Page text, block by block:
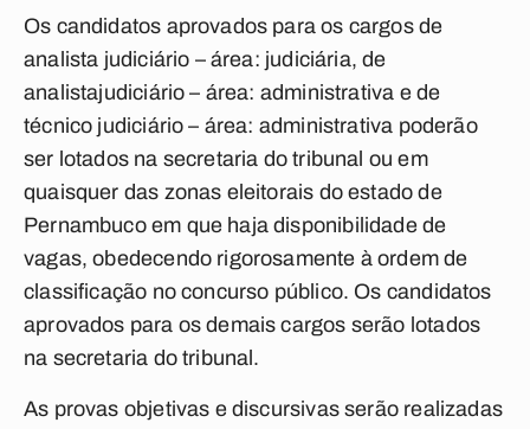
Os candidatos aprovados para os cargos de
analista judiciário – área: judiciária, de
analistajudiciário – área: administrativa e de
técnico judiciário – área: administrativa poderão
ser lotados na secretaria do tribunal ou em
quaisquer das zonas eleitorais do estado de
Pernambuco em que haja disponibilidade de
vagas, obedecendo rigorosamente à ordem de
classificação no concurso público. Os candidatos
aprovados para os demais cargos serão lotados
na secretaria do tribunal.
As provas objetivas e discursivas serão realizadas